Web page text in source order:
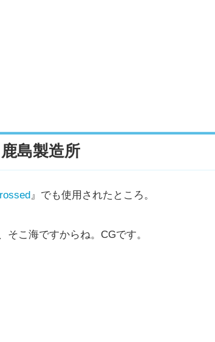
島製造所
』でも使用されたところ。
こ海ですからね。CGです。